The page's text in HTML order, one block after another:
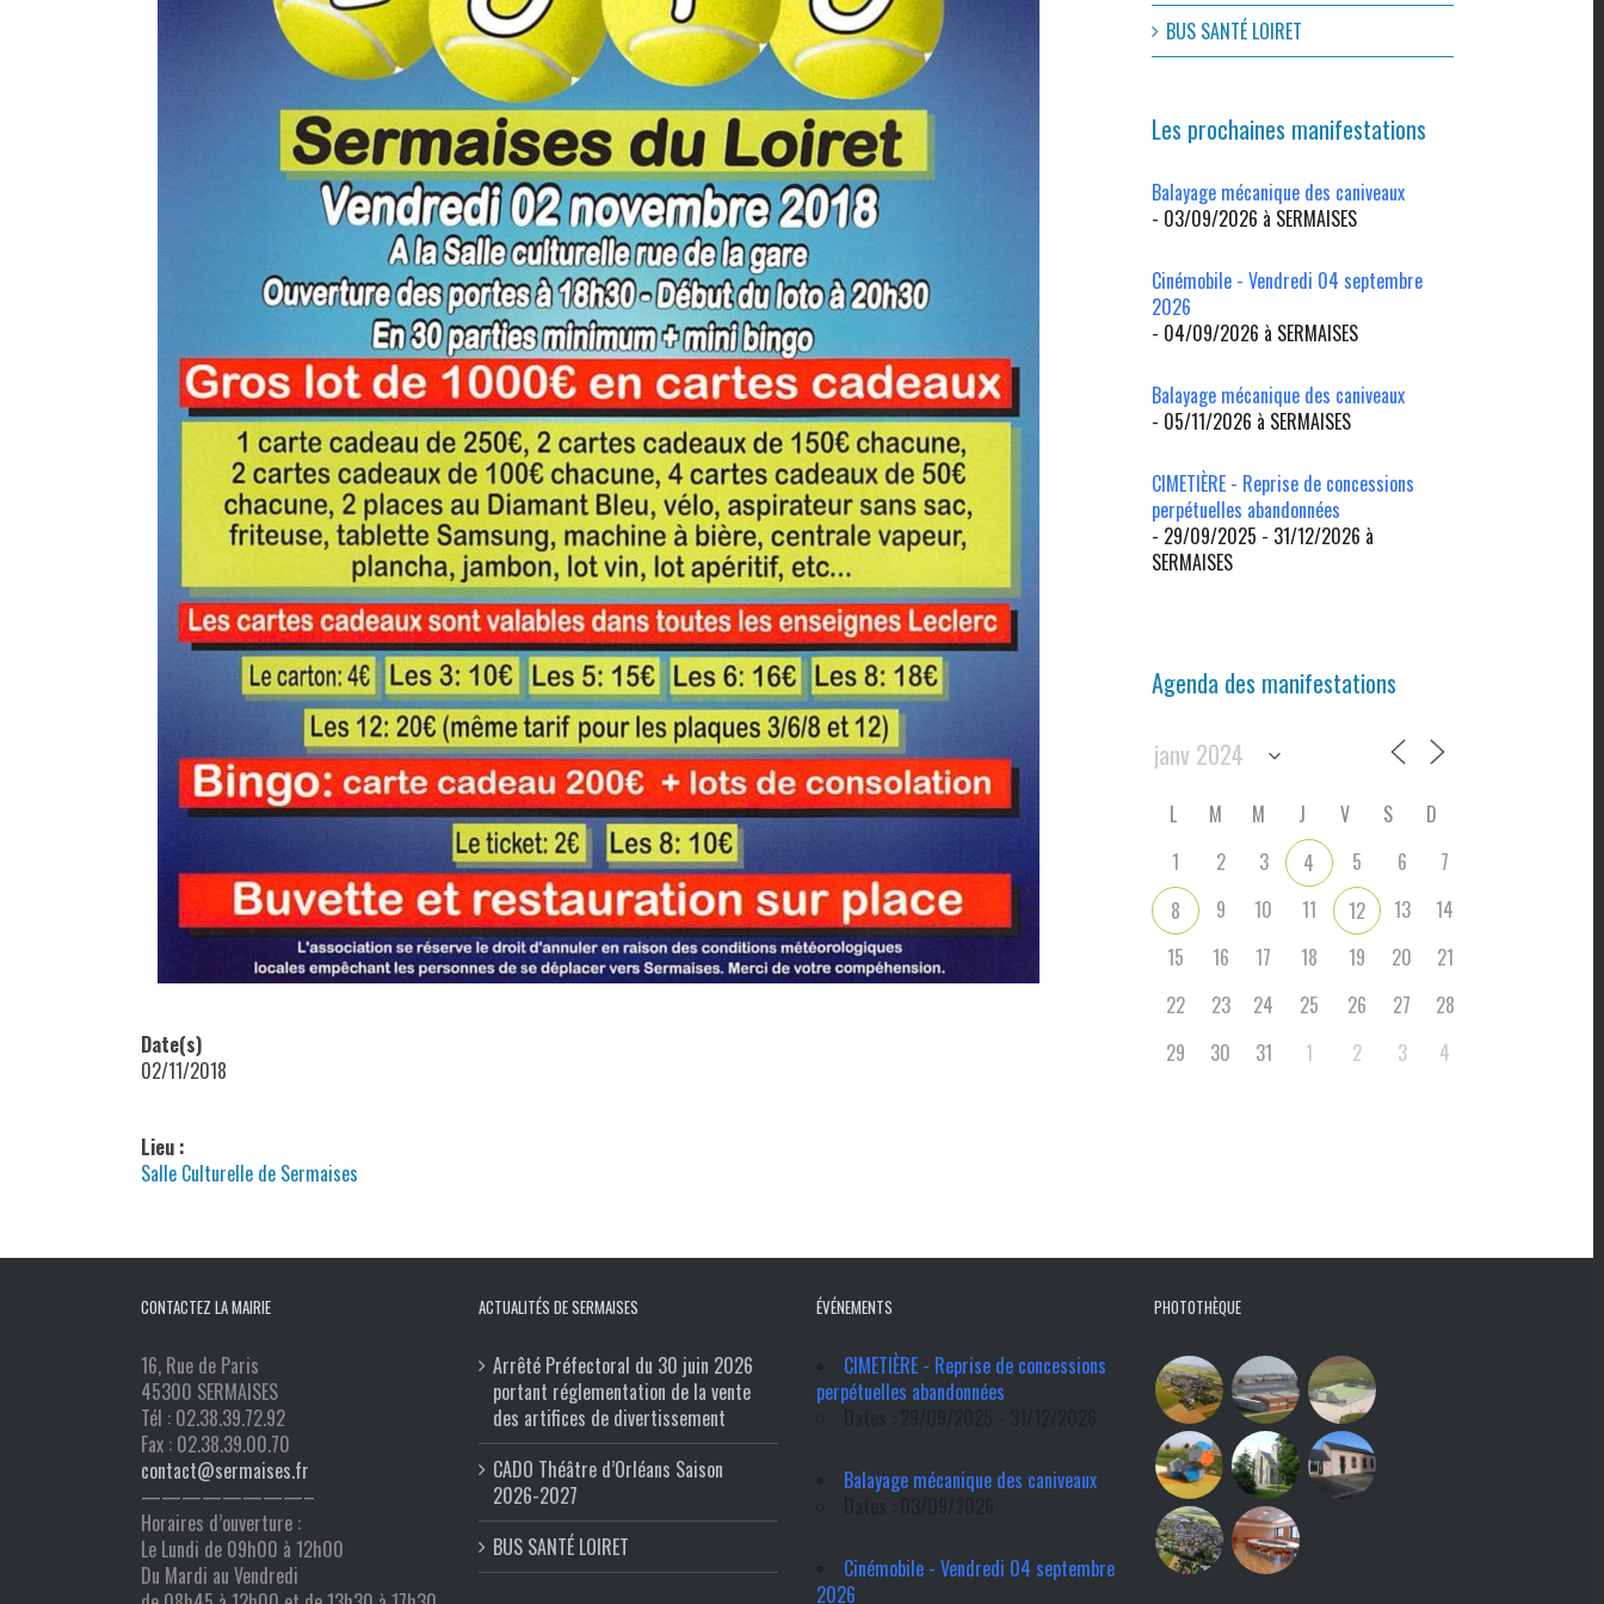
Date(s)
02/11/2018
Lieu :
Salle Culturelle de Sermaises
BUS SANTÉ LOIRET
Les prochaines manifestations
Balayage mécanique des caniveaux
- 03/09/2026 à SERMAISES
Cinémobile - Vendredi 04 septembre
2026
- 04/09/2026 à SERMAISES
Balayage mécanique des caniveaux
- 05/11/2026 à SERMAISES
CIMETIÈRE - Reprise de concessions
perpétuelles abandonnées
- 29/09/2025 - 31/12/2026 à
SERMAISES
Agenda des manifestations
L M M J V S
D
1
2 3 4 5 6
7
8
9 10 11 12 13
14
15
16 17 18 19 20
21
22
23 24 25 26 27
28
29
30 31 1 2 3 4
CONTACTEZ LA MAIRIE
16, Rue de Paris
45300 SERMAISES
Tél : 02.38.39.72.92
Fax : 02.38.39.00.70
contact@sermaises.fr
————————–
Horaires d’ouverture :
Le Lundi de 09h00 à 12h00
Du Mardi au Vendredi
ACTUALITÉS DE SERMAISES
Arrêté Préfectoral du 30 juin 2026
portant réglementation de la vente
des artifices de divertissement
CADO Théâtre d’Orléans Saison
2026-2027
BUS SANTÉ LOIRET
ÉVÉNEMENTS
CIMETIÈRE - Reprise de concessions
perpétuelles abandonnées
Balayage mécanique des caniveaux
Cinémobile - Vendredi 04 septembre
2026
PHOTOTHÈQUE